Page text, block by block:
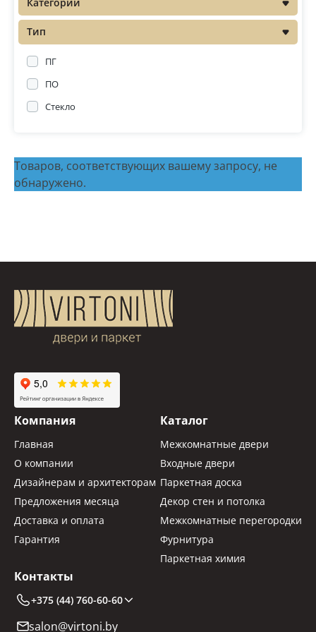
Тип
ПГ
ПО
Стекло
Товаров, соответствующих вашему запросу, не
обнаружено.
Компания
Главная
О компании
Дизайнерам и архитекторам
Предложения месяца
Доставка и оплата
Гарантия
Каталог
Межкомнатные двери
Входные двери
Паркетная доска
Декор стен и потолка
Межкомнатные перегородки
Фурнитура
Паркетная химия
Контакты
+375 (44) 760-60-60
salon@virtoni.by
Распродажа